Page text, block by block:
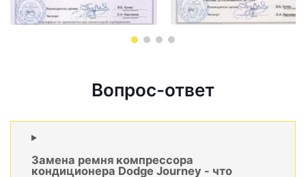
Вопрос-ответ
Замена ремня компрессора
кондиционера Dodge Journey - что